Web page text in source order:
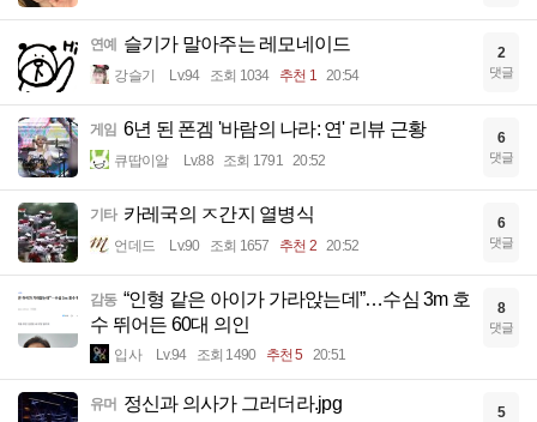
연예 슬기가 말아주는 레모네이드
강슬기 Lv.94 조회 1034 추천 1 20:54
2
댓글
게임 6년 된 폰겜 '바람의 나라: 연' 리뷰 근황
큐땁이알 Lv.88 조회 1791 20:52
6
댓글
기타 카레국의 ㅈ간지 열병식
언데드 Lv.90 조회 1657 추천 2 20:52
6
댓글
감동 “인형 같은 아이가 가라앉는데”…수심 3m 호
수 뛰어든 60대 의인
입사 Lv.94 조회 1490 추천 5 20:51
8
댓글
유머 정신과 의사가 그러더라.jpg 5